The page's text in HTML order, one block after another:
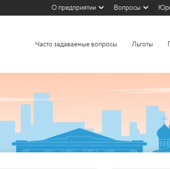
О предприятии Вопросы
Часто задаваемые вопросы Льготы